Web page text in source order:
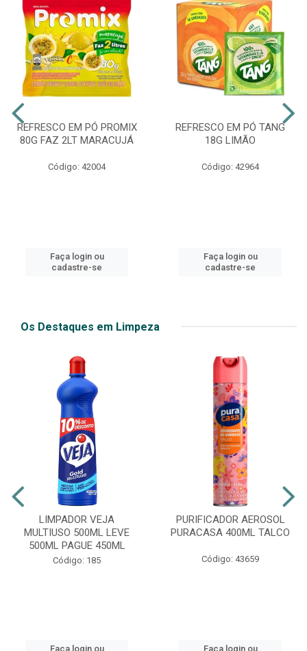
REFRESCO EM PÓ PROMIX
80G FAZ 2LT MARACUJÁ
Código: 42004
Faça login ou
cadastre-se
REFRESCO EM PÓ TANG
18G LIMÃO
Código: 42964
Faça login ou
cadastre-se
Os Destaques em Limpeza
LIMPADOR VEJA
MULTIUSO 500ML LEVE
500ML PAGUE 450ML
Código: 185
Faça login ou
PURIFICADOR AEROSOL
PURACASA 400ML TALCO
Código: 43659
Faça login ou